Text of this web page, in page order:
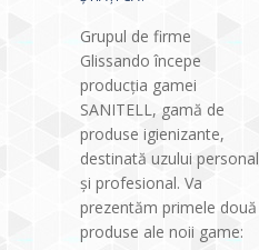
Grupul de firme
Glissando începe
producția gamei
SANITELL, gamă de
produse igienizante,
destinată uzului personal
și profesional. Va
prezentăm primele două
produse ale noii game: